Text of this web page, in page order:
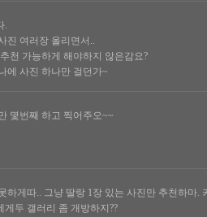
.
진 여러장 올리면서..
천 가능하게 해야하지 않은감요?
에 사진 하나만 걸던가~
몇번째 하고 찍어주오~~
하게따.. 그냥 딸랑 1장 있는 사진만 추천하마.
게두 갤러리 좀 개방하지??